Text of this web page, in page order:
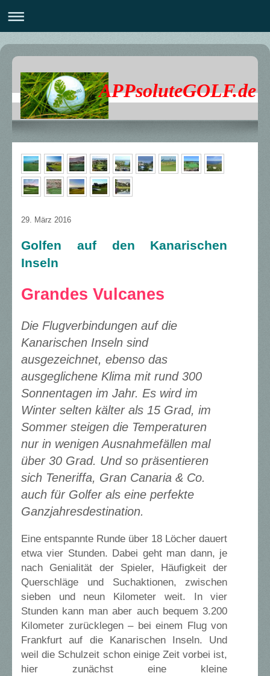
APPsoluteGOLF.de
29. März 2016
Golfen auf den Kanarischen
Inseln
Grandes Vulcanes
Die Flugverbindungen auf die
Kanarischen Inseln sind
ausgezeichnet, ebenso das
ausgeglichene Klima mit rund 300
Sonnentagen im Jahr. Es wird im
Winter selten kälter als 15 Grad, im
Sommer steigen die Temperaturen
nur in wenigen Ausnahmefällen mal
über 30 Grad. Und so präsentieren
sich Teneriffa, Gran Canaria & Co.
auch für Golfer als eine perfekte
Ganzjahresdestination.
Eine entspannte Runde über 18 Löcher dauert
etwa vier Stunden. Dabei geht man dann, je
nach Genialität der Spieler, Häufigkeit der
Querschläge und Suchaktionen, zwischen
sieben und neun Kilometer weit. In vier
Stunden kann man aber auch bequem 3.200
Kilometer zurücklegen – bei einem Flug von
Frankfurt auf die Kanarischen Inseln. Und
weil die Schulzeit schon einige Zeit vorbei ist,
hier zunächst eine kleine